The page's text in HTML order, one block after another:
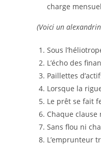
charge
(Voici un
Sous
L’écho des
Paillettes
Lorsque la
Le prêt se fait
Chaque
Sans flou ni
L’emprunteur